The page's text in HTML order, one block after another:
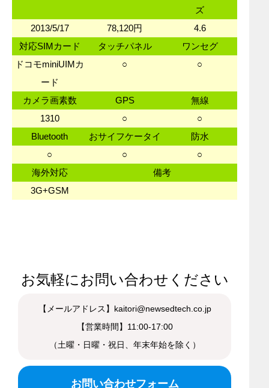
ズ
2013/5/17
78,120円
4.6
対応SIMカード
タッチパネル
ワンセグ
ドコモminiUIMカ
ード
○ ○
カメラ画素数 GPS
無線
1310
○
○
Bluetooth
おサイフケータイ
防水
○
○
○
海外対応
備考
3G+GSM
お気軽にお問い合わせください
【メールアドレス】kaitori@newsedtech.co.jp
【営業時間】11:00-17:00
（土曜・日曜・祝日、年末年始を除く）
お問い合わせフォーム